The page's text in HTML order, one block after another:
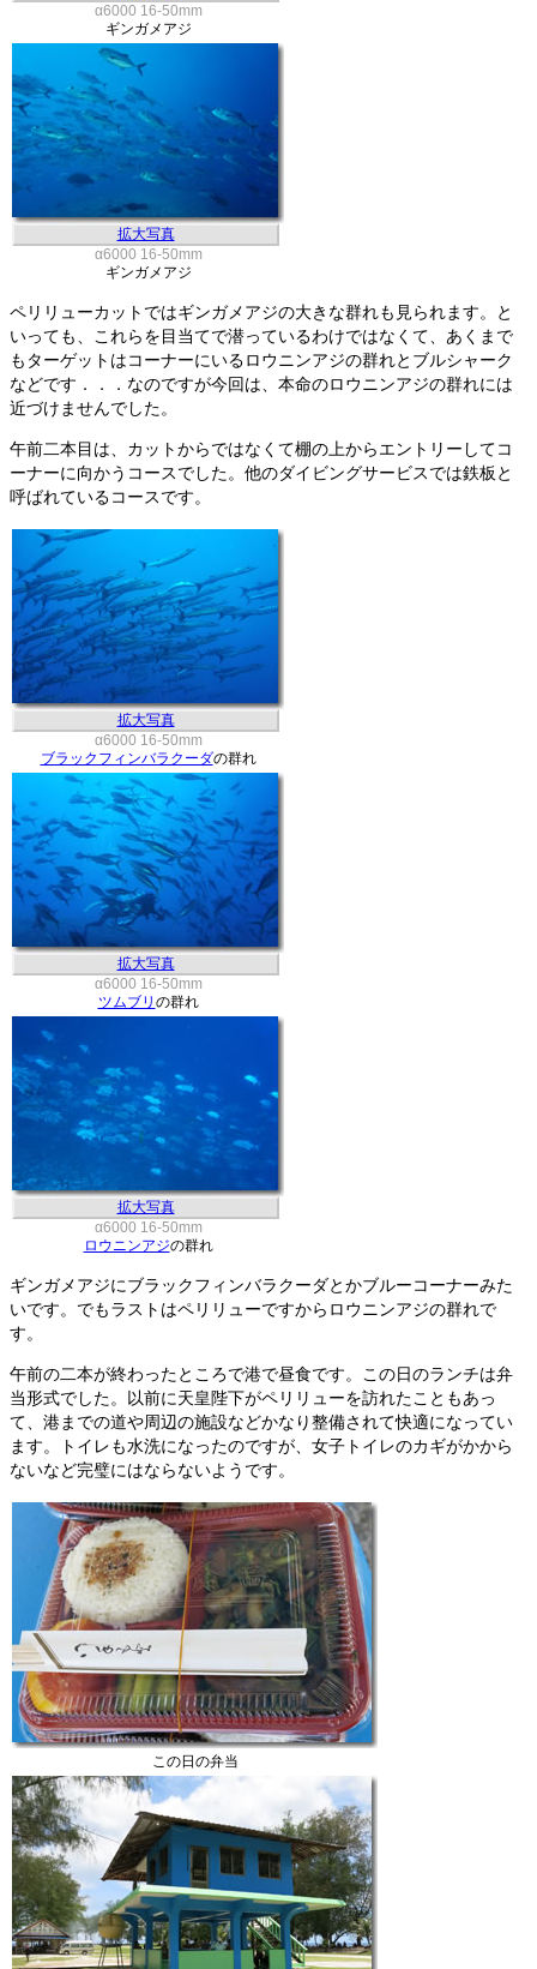
α6000 16-50mm
ギンガメアジ
拡大写真
α6000 16-50mm
ギンガメアジ
ペリリューカットではギンガメアジの大きな群れも見られます。と
いっても、これらを目当てで潜っているわけではなくて、あくまで
もターゲットはコーナーにいるロウニンアジの群れとブルシャーク
などです．．．なのですが今回は、本命のロウニンアジの群れには
近づけませんでした。
午前二本目は、カットからではなくて棚の上からエントリーしてコ
ーナーに向かうコースでした。他のダイビングサービスでは鉄板と
呼ばれているコースです。
拡大写真
α6000 16-50mm
ブラックフィンバラクーダの群れ
拡大写真
α6000 16-50mm
ツムブリ の群れ
拡大写真
α6000 16-50mm
ロウニンアジの群れ
ギンガメアジにブラックフィンバラクーダとかブルーコーナーみた
いです。でもラストはペリリューですからロウニンアジの群れで
す。
午前の二本が終わったところで港で昼食です。この日のランチは弁
当形式でした。以前に天皇陛下がペリリューを訪れたこともあっ
て、港までの道や周辺の施設などかなり整備されて快適になってい
ます。トイレも水洗になったのですが、女子トイレのカギがかから
ないなど完璧にはならないようです。
この日の弁当